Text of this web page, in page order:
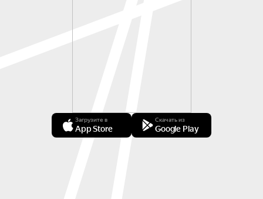
Загрузите в
App Store
Скачать из
Google Play